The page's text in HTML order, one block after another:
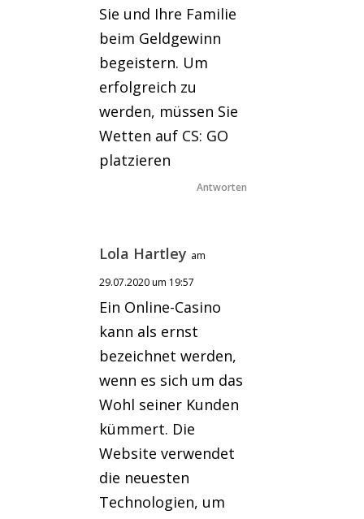
Sie und Ihre Familie
beim Geldgewinn
begeistern. Um
erfolgreich zu
werden, müssen Sie
Wetten auf CS: GO
platzieren
Antworten
Lola Hartley am
29.07.2020 um 19:57
Ein Online-Casino
kann als ernst
bezeichnet werden,
wenn es sich um das
Wohl seiner Kunden
kümmert. Die
Website verwendet
die neuesten
Technologien, um